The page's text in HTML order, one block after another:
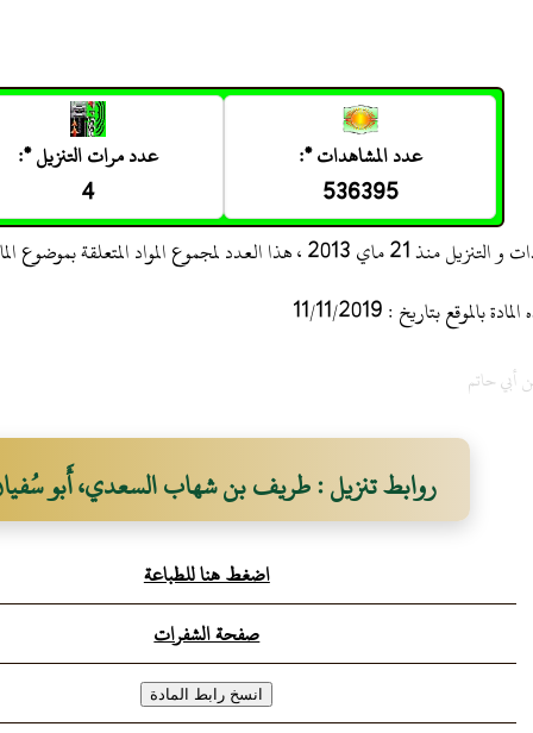
عدد المشاهدات *:
536395
عدد مرات التنزيل *:
4
العدد لمجموع المواد المتعلقة بموضوع المادة
بتاريخ : 11/11/2019
أبي حاتم
روابط تنزيل : طريف بن شهاب السعدي، أَبو
اضغط هنا للطباعة
صفحة الشفرات